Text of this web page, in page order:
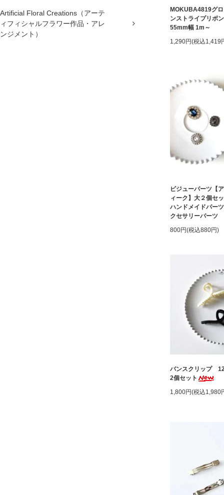
Artificial Floral Creations（アーテ
ィフィシャルフラワー作品・アレ
ンジメント）
MOKUBA4819グ
ンストライプリボン
55mm幅 1m～
1,290円(税込1,419
ビジューパーツ【
ィーク】大２個
ハンドメイドパー
クセサリーパーツ
800円(税込880円)
バンスクリップ
2個セット
1,800円(税込1,980